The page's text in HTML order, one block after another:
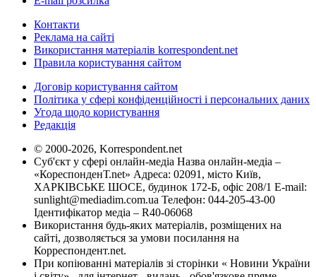
Контакти
Реклама на сайті
Використання матеріалів korrespondent.net
Правила користування сайтом
Договір користування сайтом
Політика у сфері конфіденційності і персональних даних
Угода щодо користування
Редакція
© 2000-2026, Korrespondent.net
Суб'єкт у сфері онлайн-медіа Назва онлайн-медіа –
«КореспонденТ.net» Адреса: 02091, місто Київ,
ХАРКІВСЬКЕ ШОСЕ, будинок 172-Б, офіс 208/1 E-mail:
sunlight@mediadim.com.ua Телефон: 044-205-43-00
Ідентифікатор медіа – R40-06068
Використання будь-яких матеріалів, розміщених на
сайті, дозволяється за умови посилання на
Корреспондент.net.
При копіюванні матеріалів зі сторінки « Новини України